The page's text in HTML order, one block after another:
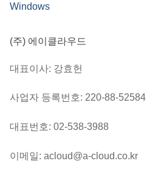
Windows
(주) 에이클라우드
대표이사: 강효헌
사업자 등록번호: 220-88-52584
대표번호: 02-538-3988
이메일: acloud@a-cloud.co.kr